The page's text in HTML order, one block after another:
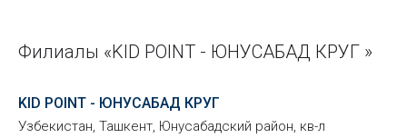
Филиалы «KID POINT - ЮНУСАБАД КРУГ »
KID POINT - ЮНУСАБАД КРУГ
Узбекистан, Ташкент, Юнусабадский район, кв-л